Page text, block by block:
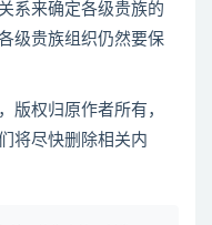
系来确定各级贵族的
级贵族组织仍然要保
权归原作者所有，
将尽快删除相关内